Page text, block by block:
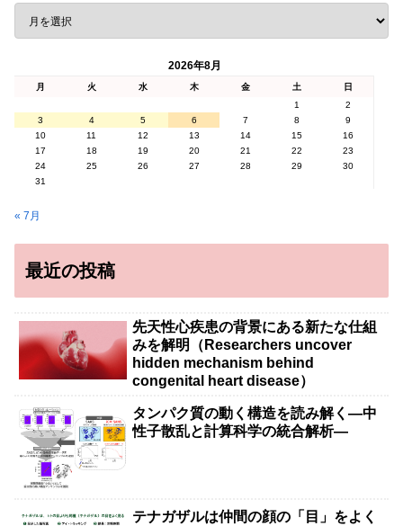
2026年8月
月 火 水 木 金 土
日
1
2
3
4 5 6 7 8
9
10
11 12 13 14 15
16
17
18 19 20 21 22
23
24
25 26 27 28 29
30
31
« 7月
最近の投稿
先天性心疾患の背景にある新たな仕組
みを解明（Researchers uncover
hidden mechanism behind
congenital heart disease）
タンパク質の動く構造を読み解く―中
性子散乱と計算科学の統合解析―
テナガザルは仲間の顔の「目」をよく